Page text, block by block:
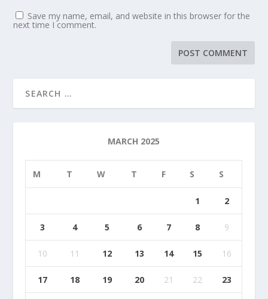
Save my name, email, and website in this browser for the
next time I comment.
MARCH 2025
M T W T F S S
1 2
3 4 5 6 7 8 9
10 11 12 13 14 15 16
17 18 19 20 21 22 23